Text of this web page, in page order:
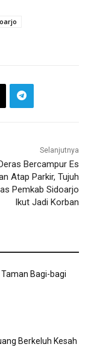
Selanjutnya
Bercampur Es
Atap Parkir, Tujuh
Pemkab Sidoarjo
Ikut Jadi Korban
Bagi-bagi
Berkeluh Kesah